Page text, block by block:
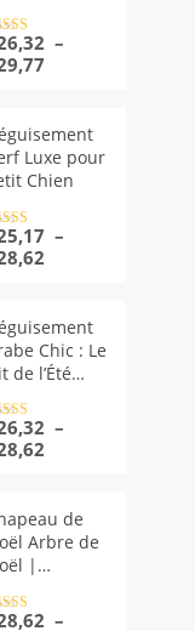
4.5
5
–
Plage
$26,32
à
$29,77
Luxe pour
Chien
4.5
5
–
Plage
$25,17
à
$28,62
Chic : Le
de l’Été
Toutou
4.5
5
–
Plage
$26,32
à
de
Arbre de
|
|
4.5
–